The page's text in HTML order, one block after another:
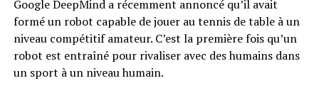
Google DeepMind a récemment annoncé qu’il avait
formé un robot capable de jouer au tennis de table à un
niveau compétitif amateur. C’est la première fois qu’un
robot est entraîné pour rivaliser avec des humains dans
un sport à un niveau humain.